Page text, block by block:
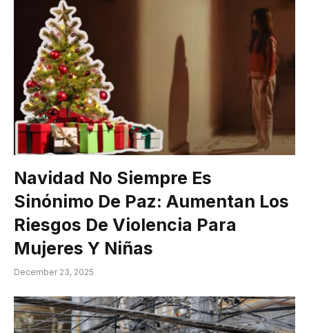
Navidad No Siempre Es
Sinónimo De Paz: Aumentan Los
Riesgos De Violencia Para
Mujeres Y Niñas
December 23, 2025